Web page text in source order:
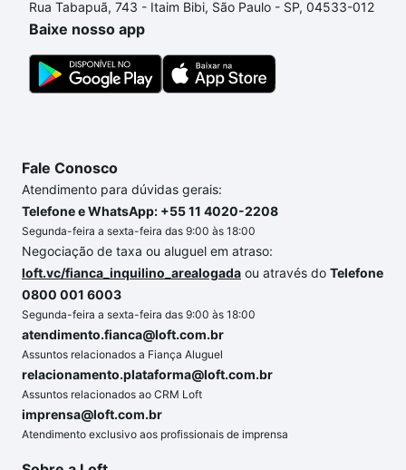
adequar ao seu orçamento. Se ainda tem alguma
dúvida dos custos envolvidos no processo de
compra, veja em nosso portal quanto custa comprar
um apartamento e conte com a gente para comprar
Rua Tabapuã, 743 - Itaim Bibi, São Paulo - SP, 04533-012
Baixe nosso app
Fale Conosco
Atendimento para dúvidas gerais:
Telefone e WhatsApp: +55 11 4020-2208
Segunda-feira a sexta-feira das 9:00 às 18:00
Negociação de taxa ou aluguel em atraso:
loft.vc/fianca_inquilino_arealogada ou através do Telefone
0800 001 6003
Segunda-feira a sexta-feira das 9:00 às 18:00
atendimento.fianca@loft.com.br
Assuntos relacionados a Fiança Aluguel
relacionamento.plataforma@loft.com.br
Assuntos relacionados ao CRM Loft
imprensa@loft.com.br
Atendimento exclusivo aos profissionais de imprensa